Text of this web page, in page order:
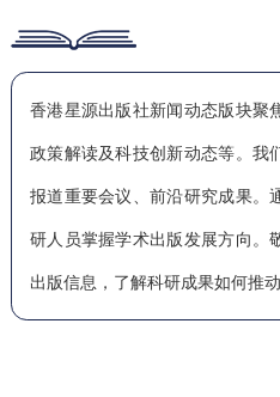
香港星源出版社新闻动态版块聚
政策解读及科技创新动态等。我
报道重要会议、前沿研究成果。
研人员掌握学术出版发展方向。
出版信息，了解科研成果如何推